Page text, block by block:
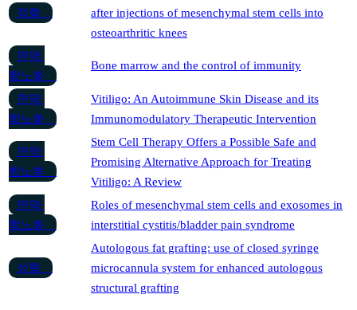
정형
after injections of mesenchymal stem cells into
osteoarthritic knees
면역·
항노화
Bone marrow and the control of immunity
면역·
항노화
Vitiligo: An Autoimmune Skin Disease and its
Immunomodulatory Therapeutic Intervention
면역·
항노화
Stem Cell Therapy Offers a Possible Safe and
Promising Alternative Approach for Treating
Vitiligo: A Review
면역·
항노화
Roles of mesenchymal stem cells and exosomes in
interstitial cystitis/bladder pain syndrome
성형
Autologous fat grafting: use of closed syringe
microcannula system for enhanced autologous
structural grafting